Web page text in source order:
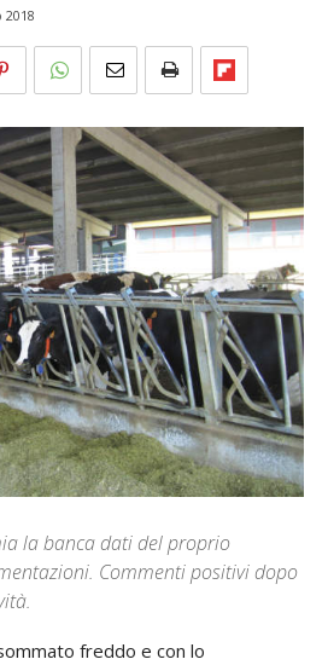
2018
la banca dati del proprio
Commenti positivi dopo
freddo e con lo